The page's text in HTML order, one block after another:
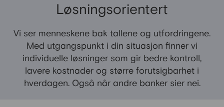
Løsningsorientert
Vi ser menneskene bak tallene og utfordringene.
Med utgangspunkt i din situasjon finner vi
individuelle løsninger som gir bedre kontroll,
lavere kostnader og større forutsigbarhet i
hverdagen. Også når andre banker sier nei.